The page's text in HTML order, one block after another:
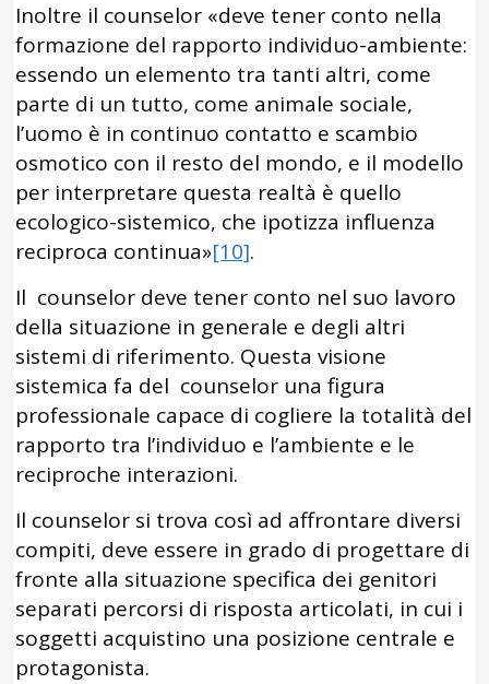
Inoltre il counselor «deve tener conto nella
formazione del rapporto individuo-ambiente:
essendo un elemento tra tanti altri, come
parte di un tutto, come animale sociale,
l’uomo è in continuo contatto e scambio
osmotico con il resto del mondo, e il modello
per interpretare questa realtà è quello
ecologico-sistemico, che ipotizza influenza
reciproca continua»[10].
Il counselor deve tener conto nel suo lavoro
della situazione in generale e degli altri
sistemi di riferimento. Questa visione
sistemica fa del counselor una figura
professionale capace di cogliere la totalità del
rapporto tra l’individuo e l’ambiente e le
reciproche interazioni.
Il counselor si trova così ad affrontare diversi
compiti, deve essere in grado di progettare di
fronte alla situazione specifica dei genitori
separati percorsi di risposta articolati, in cui i
soggetti acquistino una posizione centrale e
protagonista.